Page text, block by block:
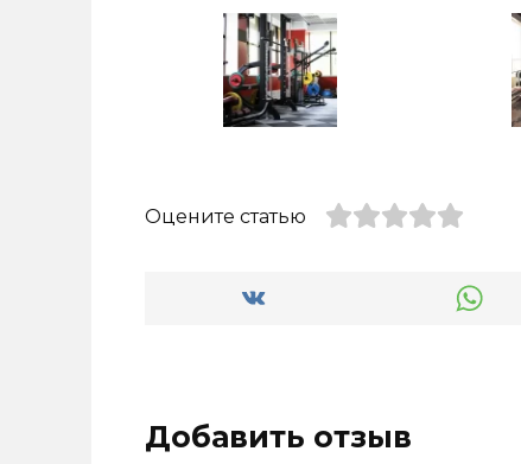
Оцените статью
Добавить отзыв